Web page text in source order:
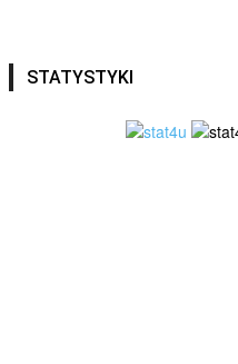
STATYSTYKI